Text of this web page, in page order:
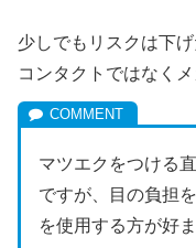
少しでもリスクは下
コンタクトではなく
マツエクをつける
ですが、目の負担
を使用する方が好